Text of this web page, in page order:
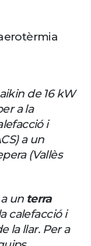
de 16 kW
a la
i
a un
(Vallès
un terra
calefacció i
la llar. Per a